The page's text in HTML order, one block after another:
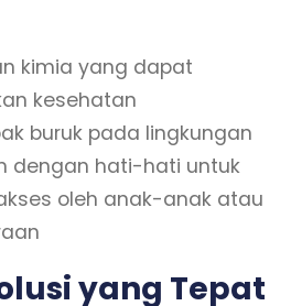
kimia yang dapat
kesehatan
buruk pada lingkungan
dengan hati-hati untuk
oleh anak-anak atau
yang Tepat